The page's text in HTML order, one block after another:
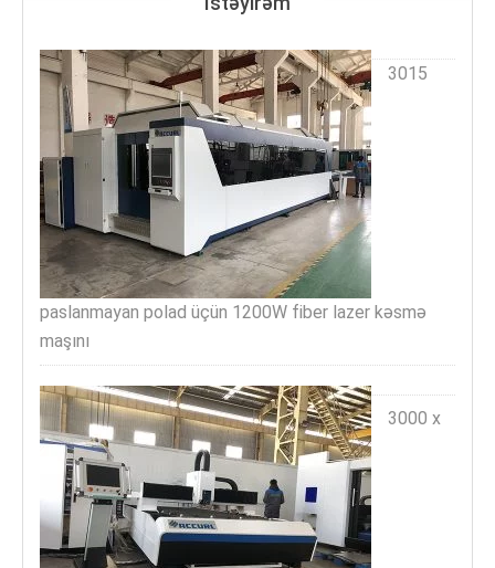
3015
paslanmayan polad üçün 1200W fiber lazer kəsmə
maşını
3000 x